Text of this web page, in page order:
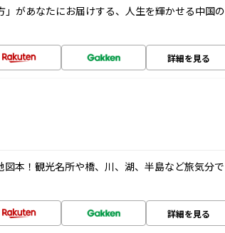
があなたにお届けする、人生を輝かせる中国の
詳細を見る
本！観光名所や橋、川、湖、半島など旅気分で
詳細を見る